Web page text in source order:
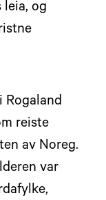
leia, og
Rogaland
reiste
av Noreg.
var